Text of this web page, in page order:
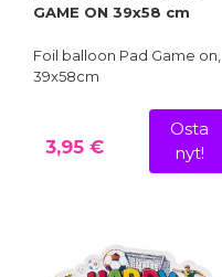
GAME ON 39x58 cm
Foil balloon Pad Game on,
39x58cm
3,95 €
Osta
nyt!